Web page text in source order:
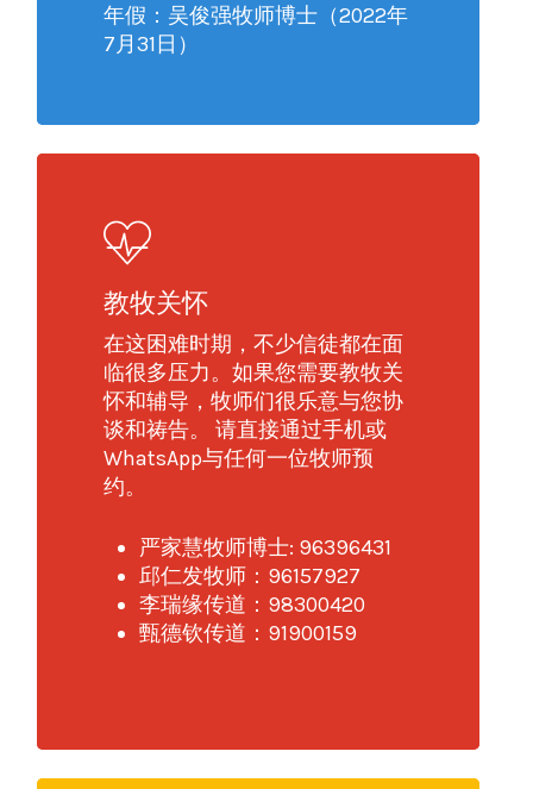
年假：吴俊强牧师博士（2022年
7月31日）
教牧关怀
在这困难时期，不少信徒都在面
临很多压力。如果您需要教牧关
怀和辅导，牧师们很乐意与您协
谈和祷告。 请直接通过手机或
WhatsApp与任何一位牧师预
约。
严家慧牧师博士: 96396431
邱仁发牧师：96157927
李瑞缘传道：98300420
甄德钦传道：91900159